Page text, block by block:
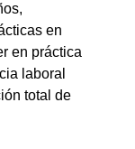
en
en práctica
laboral
total de